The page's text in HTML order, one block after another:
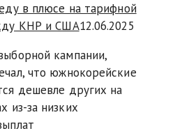
в плюсе на тарифной
КНР и США12.06.2025
кампании,
что южнокорейские
дешевле других на
из-за низких